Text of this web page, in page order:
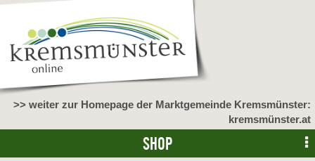
>> weiter zur Homepage der Marktgemeinde Kremsmünster:
kremsmünster.at
SHOP